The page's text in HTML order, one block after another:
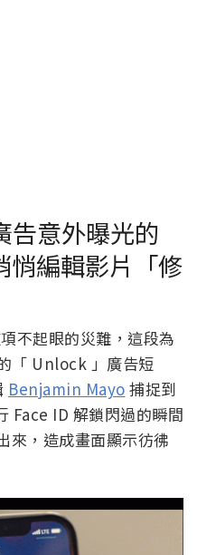
告意外曝光的
悄編輯影片「修
不起眼的災難，這段為
「 Unlock 」廣告短
Benjamin Mayo 捕捉到
Face ID 解鎖閃過的瞬間
來，造成畫面顯示彷彿